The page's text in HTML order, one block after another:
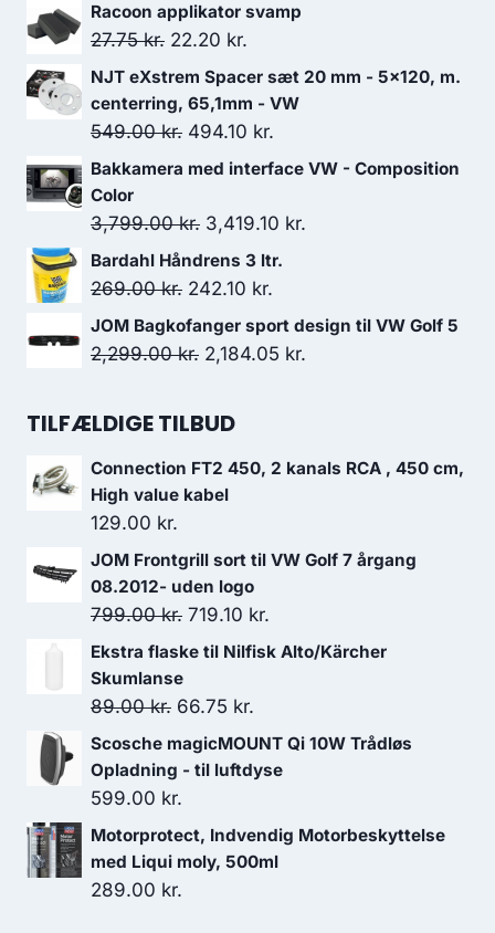
167.00 kr..125.25 kr..
Racoon applikator svamp
27.75kr. Den
oprindelige
pris
var:
27.75 kr..
22.20 kr.
aktuelle
pris
er:
22.20 kr..
NJT eXstrem Spacer sæt 20 mm - 5x120, m.
centerring, 65,1mm - VW
549.00kr. Den
oprindelige
var:
549.00 kr..
494.10 kr.
aktuelle
er:
Bakkamera med interface VW - Composition
Color
3,799.00kr. Den
oprindelige
pris
3,799.00 kr..
3,419.10 kr.
3,419.10 kr..
Bardahl Håndrens 3 ltr.
269.00kr. Den
oprindelige
pris
242.10 kr.
aktuelle
pris
JOM Bagkofanger sport design til VW Golf 5
2,299.00kr. Den
pris
2,299.00 kr..
2,184.05 kr.
2,184.05 kr..
TILFÆLDIGE TILBUD
Connection FT2 450, 2 kanals RCA , 450 cm,
High value kabel
129.00 kr.
JOM Frontgrill sort til VW Golf 7 årgang
08.2012- uden logo
799.00kr. Den
oprindelige
var:
799.00 kr..
719.10 kr.
aktuelle
719.10 kr..
Ekstra flaske til Nilfisk Alto/Kärcher
Skumlanse
89.00kr. Den
oprindelige
pris
var:
89.00 kr..
66.75 kr.
aktuelle
pris
66.75 kr..
Scosche magicMOUNT Qi 10W Trådløs
Opladning - til luftdyse
599.00 kr.
Motorprotect, Indvendig Motorbeskyttelse
med Liqui moly, 500ml
289.00 kr.